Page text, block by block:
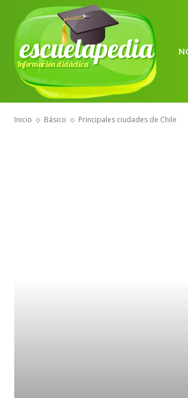
escuelapedia
Información didáctica
Inicio Básico Principales ciudades de Chile